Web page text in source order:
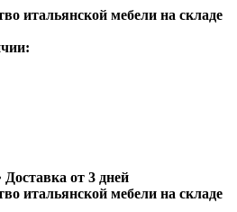
итальянской мебели на складе
от 3 дней
итальянской мебели на складе